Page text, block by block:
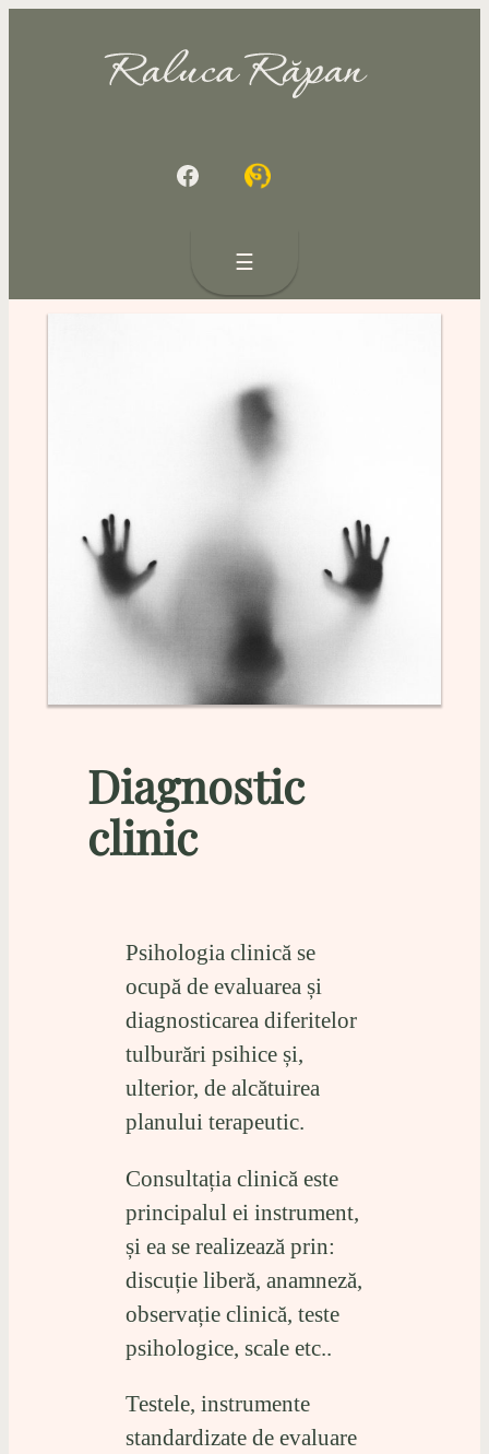
☰
Facebook
Diagnostic
clinic
Psihologia clinică se
ocupă de evaluarea și
diagnosticarea diferitelor
tulburări psihice și,
ulterior, de alcătuirea
planului terapeutic.
Consultația clinică este
principalul ei instrument,
și ea se realizează prin:
discuție liberă, anamneză,
observație clinică, teste
psihologice, scale etc..
Testele, instrumente
standardizate de evaluare